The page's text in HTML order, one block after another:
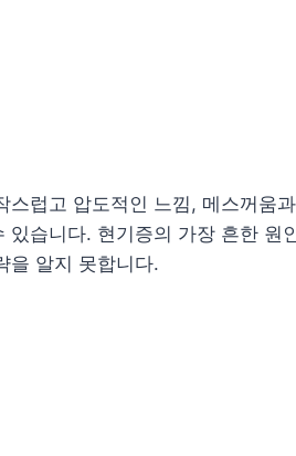
럽고 압도적인 느낌, 메스꺼움
습니다. 현기증의 가장 흔한 원
을 알지 못합니다.